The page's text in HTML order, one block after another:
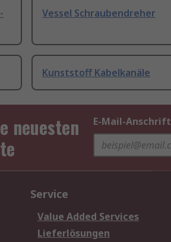
Vessel Schraubendreher
Kunststoff Kabelkanäle
neuesten
E-Mail-Anschrift
Service
Value Added Services
Lieferlösungen